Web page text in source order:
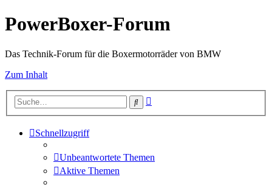
PowerBoxer-Forum
Das Technik-Forum für die Boxermotorräder von BMW
Zum Inhalt
Suche
Schnellzugriff
Unbeantwortete Themen
Aktive Themen